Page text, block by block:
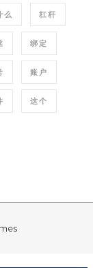
么 杠杆
绑定
账户
这个